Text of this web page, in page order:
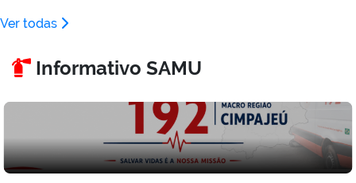
Ver todas
Informativo SAMU